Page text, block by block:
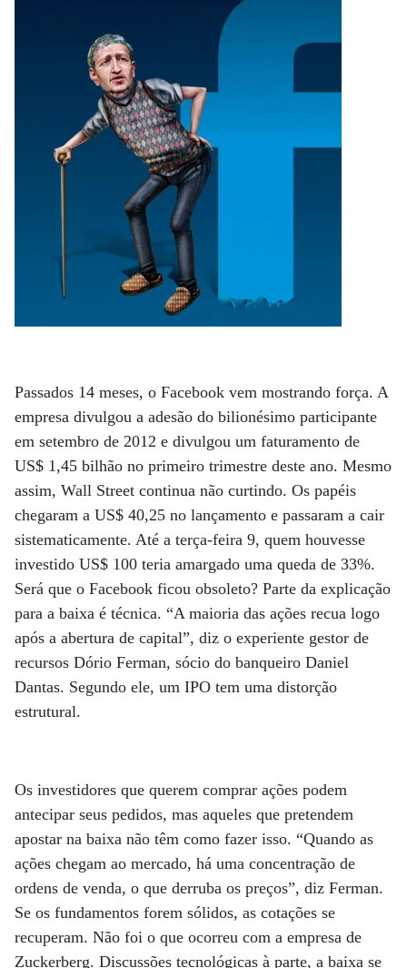
Passados 14 meses, o Facebook vem mostrando força. A
empresa divulgou a adesão do bilionésimo participante
em setembro de 2012 e divulgou um faturamento de
US$ 1,45 bilhão no primeiro trimestre deste ano. Mesmo
assim, Wall Street continua não curtindo. Os papéis
chegaram a US$ 40,25 no lançamento e passaram a cair
sistematicamente. Até a terça-feira 9, quem houvesse
investido US$ 100 teria amargado uma queda de 33%.
Será que o Facebook ficou obsoleto? Parte da explicação
para a baixa é técnica. “A maioria das ações recua logo
após a abertura de capital”, diz o experiente gestor de
recursos Dório Ferman, sócio do banqueiro Daniel
Dantas. Segundo ele, um IPO tem uma distorção
estrutural.
Os investidores que querem comprar ações podem
antecipar seus pedidos, mas aqueles que pretendem
apostar na baixa não têm como fazer isso. “Quando as
ações chegam ao mercado, há uma concentração de
ordens de venda, o que derruba os preços”, diz Ferman.
Se os fundamentos forem sólidos, as cotações se
recuperam. Não foi o que ocorreu com a empresa de
Zuckerberg. Discussões tecnológicas à parte, a baixa se